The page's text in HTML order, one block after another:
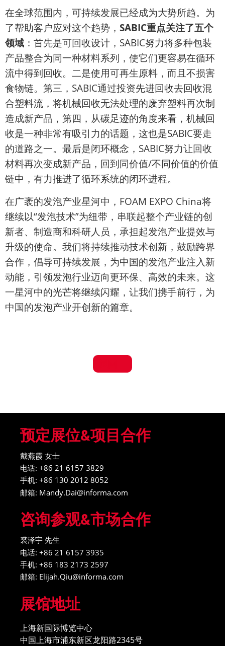
在全球范围内，可持续发展已经成为大势所趋。为
了帮助客户应对这个趋势， SABIC重点关注了五个
领域 ：首先是可回收设计，SABIC努力将多种包装
产品整合为同一种材料系列，使它们更容易在循环
流中得到回收。二是使用可再生原料，而且不损害
食物链。第三，SABIC通过投资先进回收去回收混
合塑料流，将机械回收无法处理的废弃塑料再次制
造成新产品，第四，从碳足迹的角度来看，机械回
收是一种非常有吸引力的话题，这也是SABIC要走
的道路之一。最后是闭环概念，SABIC努力让回收
材料再次变成新产品，回到同价值/不同价值的价值
链中，有力推进了循环系统的闭环进程。
在广袤的发泡产业星河中，FOAM EXPO China将
继续以“发泡技术”为纽带，串联起整个产业链的创
新者、制造商和科研人员，承担起发泡产业提效与
升级的使命。我们将持续推动技术创新，鼓励跨界
合作，倡导可持续发展，为中国的发泡产业注入新
动能，引领发泡行业迈向更环保、高效的未来。这
一星河中的光芒将继续闪耀，让我们携手前行，为
中国的发泡产业开创新的篇章。
预定展位&项目合作
戴燕霞 女士
电话: +86 21 6157 3829
手机: +86 130 2012 8052
邮箱: Mandy.Dai@informa.com
咨询参观&市场合作
裘泽宇 先生
电话: +86 21 6157 3935
手机: +86 183 2173 2597
邮箱: Elijah.Qiu@informa.com
展馆地址
上海新国际博览中心
中国上海市浦东新区龙阳路2345号